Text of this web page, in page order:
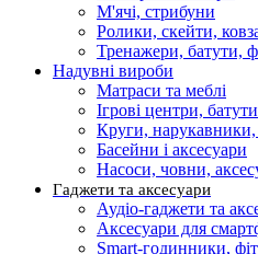
М'ячі, стрибуни
Ролики, скейти,
Тренажери, батути,
Надувні вироби
Матраси та меблі
Ігрові центри, батути
Круги,
Басейни і аксесуари
Насоси, човни,
Гаджети та аксесуари
Аудіо-гаджети та
Аксесуари для
Smart-годинники,